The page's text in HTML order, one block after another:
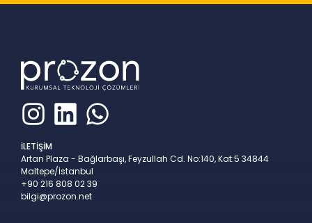
İLETİŞİM
Artan Plaza - Bağlarbaşı, Feyzullah Cd. No:140, Kat:5 34844
Maltepe/İstanbul
+90 216 808 02 39
bilgi@prozon.net